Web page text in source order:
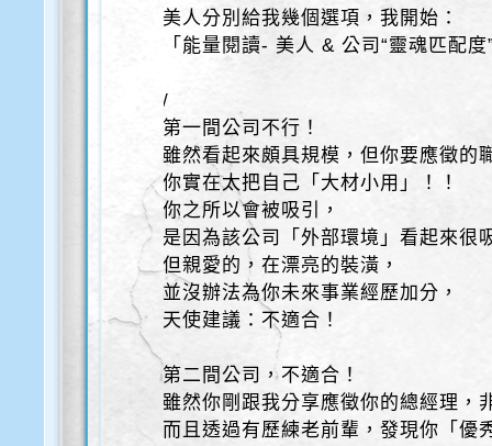
美人分別給我幾個選項，我開始：
「能量閱讀- 美人 & 公司“靈魂匹配度
/
第一間公司不行！
雖然看起來頗具規模，但你要應徵的
你實在太把自己「大材小用」！！
你之所以會被吸引，
是因為該公司「外部環境」看起來很
但親愛的，在漂亮的裝潢，
並沒辦法為你未來事業經歷加分，
天使建議：不適合！
第二間公司，不適合！
雖然你剛跟我分享應徵你的總經理，
而且透過有歷練老前輩，發現你「優